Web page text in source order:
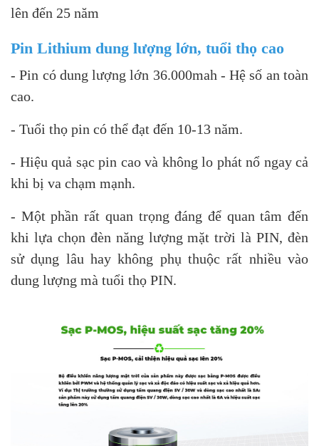
lên đến 25 năm
Pin Lithium dung lượng lớn, tuổi thọ cao
- Pin có dung lượng lớn 36.000mah - Hệ số an toàn
cao.
- Tuổi thọ pin có thể đạt đến 10-13 năm.
- Hiệu quả sạc pin cao và không lo phát nổ ngay cả
khi bị va chạm mạnh.
- Một phần rất quan trọng đáng để quan tâm đến
khi lựa chọn đèn năng lượng mặt trời là PIN, đèn
sử dụng lâu hay không phụ thuộc rất nhiều vào
dung lượng mà tuổi thọ PIN.